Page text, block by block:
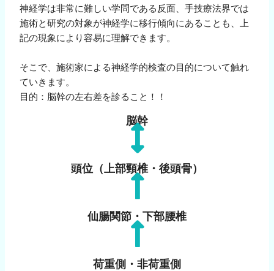
神経学は非常に難しい学問である反面、手技療法界では
施術と研究の対象が神経学に移行傾向にあることも、上
記の現象により容易に理解できます。
そこで、施術家による神経学的検査の目的について触れ
ていきます。
目的：脳幹の左右差を診ること！！
脳幹
頭位（上部頸椎・後頭骨）
仙腸関節・下部腰椎
荷重側・非荷重側